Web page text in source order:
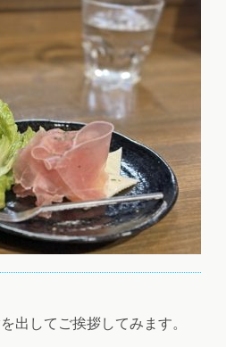
出してご挨拶してみます。